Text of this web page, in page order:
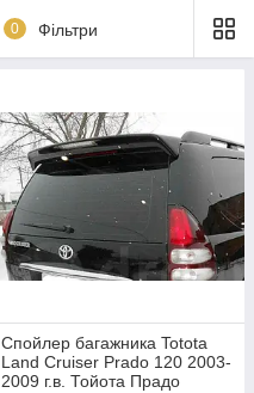
0 Фільтри
Спойлер багажника Totota
Land Cruiser Prado 120 2003-
2009 г.в. Тойота Прадо